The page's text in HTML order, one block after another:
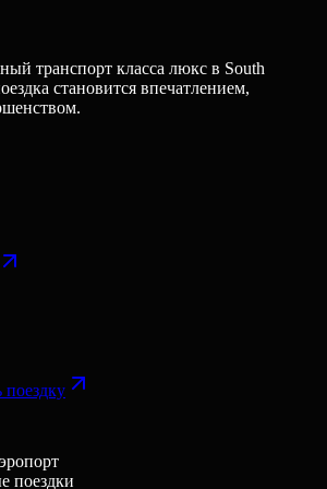
транспорт класса люкс в South
становится впечатлением,
поездку
поездки